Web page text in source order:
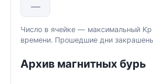
—
Число в ячейке — максимальный
времени. Прошедшие дни
Архив магнитных бурь